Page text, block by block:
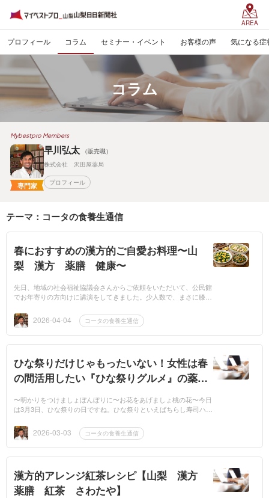
AREA
プロフィール コラム セミナー・イベント お客様の声 気になる症
コラム
Mybestpro Members
専門家
早川弘太
（販売職）
株式会社 沢田屋薬局
プロフィール
テーマ：コータの食養生通信
春におすすめの漢方的ご自愛お料理〜山
梨 漢方 薬膳 健康〜
先日、地域の社会福祉協議会さんからご依頼をいただいて、公民館
でお年寄りの方向けに講演をしてきました。少人数で、まさに膝を
容としては、...
2026-04-04 コータの食養生通信
ひな祭りだけじゃもったいない！女性は春
の間活用したい『ひな祭りグルメ』の薬膳
や〜
〜明かりをつけましょぼんぼりに〜お花をあげましょ桃の花〜今日
は3月3日、ひな祭りの日ですね。ひな祭りといえばちらし寿司ハマ
たくさんあ...2026-03-03 コータの食養生通信
漢方的アレンジ紅茶レシピ【山梨 漢方
薬膳 紅茶 さわたや】